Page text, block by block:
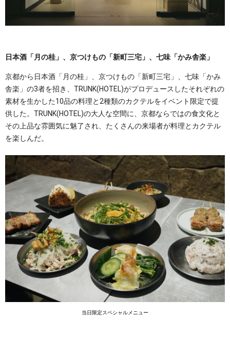
日本酒「月の桂」、京つけもの「新町三宅」、七味「かみ舎楽」
京都から日本酒「月の桂」、京つけもの「新町三宅」、七味「かみ
舎楽」の3者を招き、TRUNK(HOTEL)がプロデュースしたそれぞれの
素材を生かした10品の料理と2種類のカクテルをイベント限定で提
供した。TRUNK(HOTEL)の大人な空間に、京都ならではの食文化と
その上品な雰囲気に魅了され、たくさんの来場者が料理とカクテル
を楽しんだ。
当日限定スペシャルメニュー